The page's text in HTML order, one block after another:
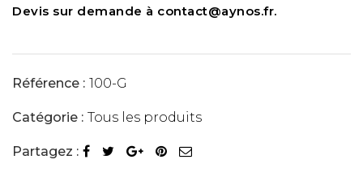
Devis sur demande à contact@aynos.fr.
Référence : 100-G
Catégorie : Tous les produits
Partagez :